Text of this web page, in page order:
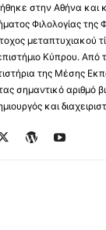
στην Αθήνα και
Φιλολογίας
μεταπτυχιακού
Κύπρου.
της Μέσης
σημαντικό αριθμό
και